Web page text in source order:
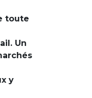
toute
Un
y